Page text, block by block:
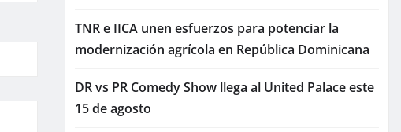
TNR e IICA unen esfuerzos para potenciar la
modernización agrícola en República Dominicana
DR vs PR Comedy Show llega al United Palace este
15 de agosto